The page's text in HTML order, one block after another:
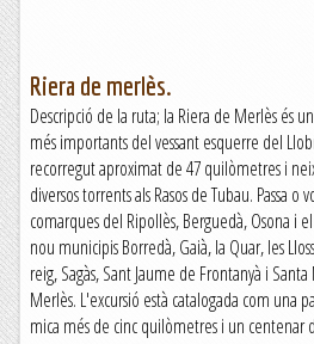
Riera de merlès.
Descripció de la ruta; la Riera de Merlès és
més importants del vessant esquerre del
recorregut aproximat de 47 quilòmetres i
diversos torrents als Rasos de Tubau. Passa o
comarques del Ripollès, Berguedà, Osona i
nou municipis Borredà, Gaià, la Quar, les
reig, Sagàs, Sant Jaume de Frontanyà i
Merlès. L'excursió està catalogada com una
mica més de cinc quilòmetres i un centenar